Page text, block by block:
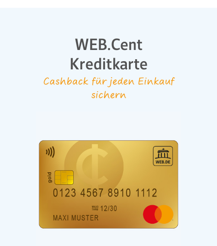
WEB.Cent
Kreditkarte
Cashback für jeden Einkauf
sichern